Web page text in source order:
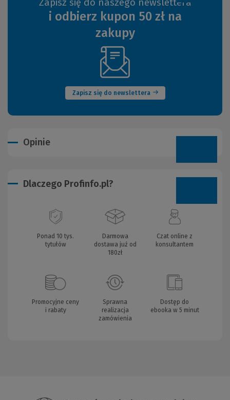
i odbierz kupon 50 zł na
zakupy
Zapisz się do newslettera
(Nowe
okno)
Opinie
Dlaczego Profinfo.pl?
Ponad 10 tys.
tytułów
Darmowa
dostawa już od
180zł
Czat online z
konsultantem
Promocyjne ceny
i rabaty
Sprawna
realizacja
zamówienia
Dostęp do
ebooka w 5 minut